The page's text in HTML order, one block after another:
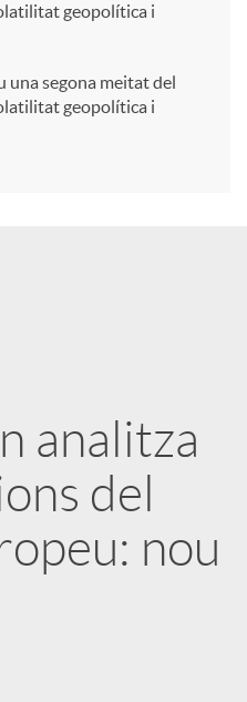
geopolítica i
una segona meitat del
geopolítica i
analitza
del
nou